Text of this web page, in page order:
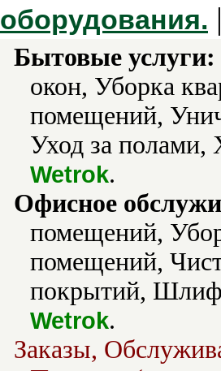
оборудования.
Бытовые услуги:
окон, Уборка
помещений,
Уход за
Wetrok.
Офисное
помещений,
помещений,
покрытий,
Wetrok.
Заказы,